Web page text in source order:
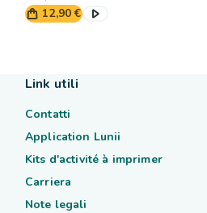
12,90 €
Link utili
Contatti
Application Lunii
Kits d'activité à imprimer
Carriera
Note legali